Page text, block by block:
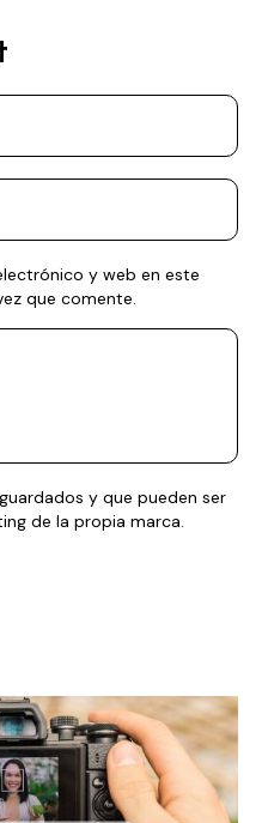
y web en este
que comente.
y que pueden ser
de la propia marca.